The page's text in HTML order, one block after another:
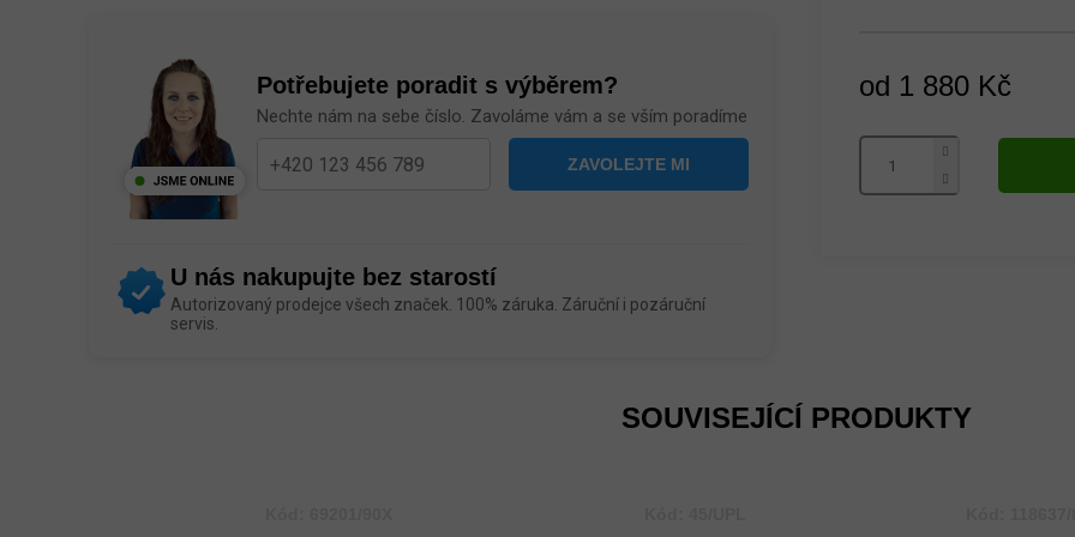
Potřebujete poradit s výběrem?
Nechte nám na sebe číslo. Zavoláme vám a se vším poradíme
U nás nakupujte bez starostí
Autorizovaný prodejce všech značek. 100% záruka. Záruční i pozáruční
servis.
od 1 880 Kč
SOUVISEJÍCÍ PRODUKTY